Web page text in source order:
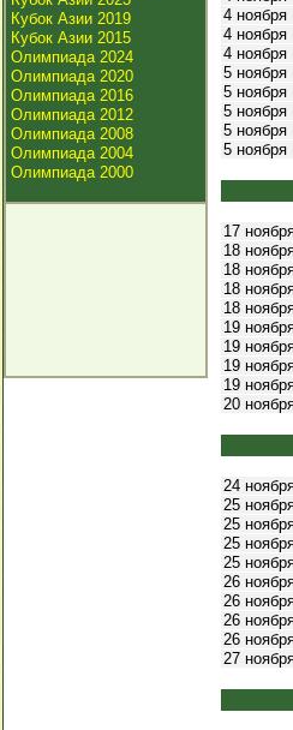
Кубок Азии 2019
Кубок Азии 2015
Олимпиада 2024
Олимпиада 2020
Олимпиада 2016
Олимпиада 2012
Олимпиада 2008
Олимпиада 2004
Олимпиада 2000
4 ноября
4 ноября
4 ноября
5 ноября
5 ноября
5 ноября
5 ноября
5 ноября
17
18
18
18
18
19
19
19
19
20
24
25
25
25
25
26
26
26
26
27